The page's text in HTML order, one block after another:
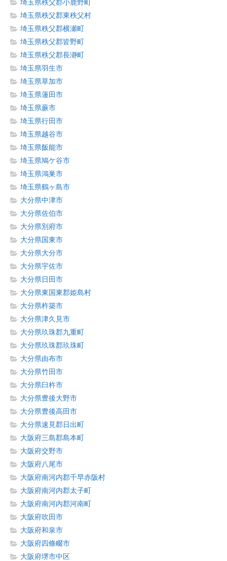
埼玉県秩父郡小鹿野町
埼玉県秩父郡東秩父村
埼玉県秩父郡横瀬町
埼玉県秩父郡皆野町
埼玉県秩父郡長瀞町
埼玉県羽生市
埼玉県草加市
埼玉県蓮田市
埼玉県蕨市
埼玉県行田市
埼玉県越谷市
埼玉県飯能市
埼玉県鳩ケ谷市
埼玉県鴻巣市
埼玉県鶴ヶ島市
大分県中津市
大分県佐伯市
大分県別府市
大分県国東市
大分県大分市
大分県宇佐市
大分県日田市
大分県東国東郡姫島村
大分県杵築市
大分県津久見市
大分県玖珠郡九重町
大分県玖珠郡玖珠町
大分県由布市
大分県竹田市
大分県臼杵市
大分県豊後大野市
大分県豊後高田市
大分県速見郡日出町
大阪府三島郡島本町
大阪府交野市
大阪府八尾市
大阪府南河内郡千早赤阪村
大阪府南河内郡太子町
大阪府南河内郡河南町
大阪府吹田市
大阪府和泉市
大阪府四條畷市
大阪府堺市中区